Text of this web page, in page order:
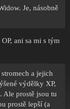
Je, násobně
ani sa mi s tým
a jejich
výdělky XP,
Ale prostě jsou tu
prostě lepší (a